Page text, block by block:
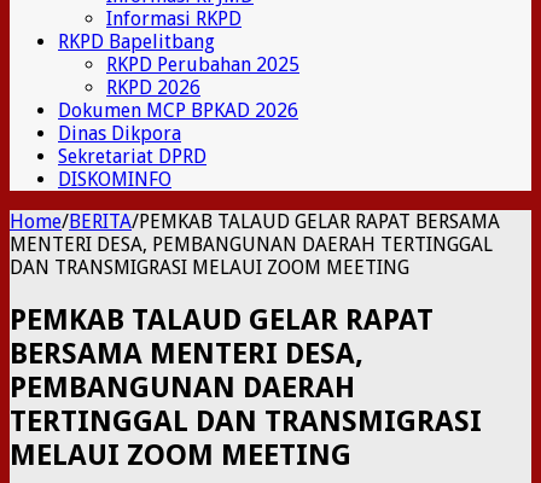
Informasi RKPD
RKPD Bapelitbang
RKPD Perubahan 2025
RKPD 2026
Dokumen MCP BPKAD 2026
Dinas Dikpora
Sekretariat DPRD
DISKOMINFO
Home/BERITA/PEMKAB TALAUD GELAR RAPAT BERSAMA
MENTERI DESA, PEMBANGUNAN DAERAH TERTINGGAL
DAN TRANSMIGRASI MELAUI ZOOM MEETING
PEMKAB TALAUD GELAR RAPAT
BERSAMA MENTERI DESA,
PEMBANGUNAN DAERAH
TERTINGGAL DAN TRANSMIGRASI
MELAUI ZOOM MEETING